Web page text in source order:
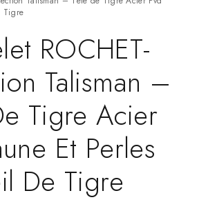
Tigre
ROCHET-
Talisman –
Tigre Acier
Et Perles
De Tigre